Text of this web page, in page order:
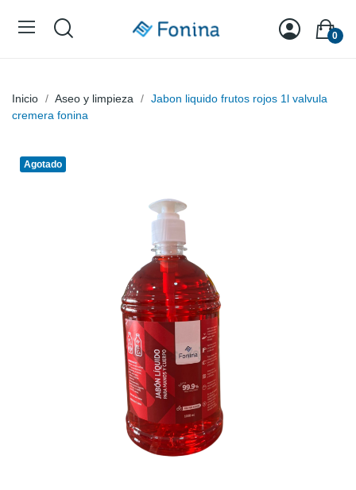
0
Inicio Aseo y limpieza
Jabon liquido frutos rojos 1l valvula
cremera fonina
Agotado